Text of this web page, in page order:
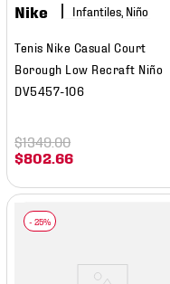
Nike Infantiles, Niño
Tenis Nike Casual Court
Borough Low Recraft Niño
DV5457-106
$802 .66
$1349.00